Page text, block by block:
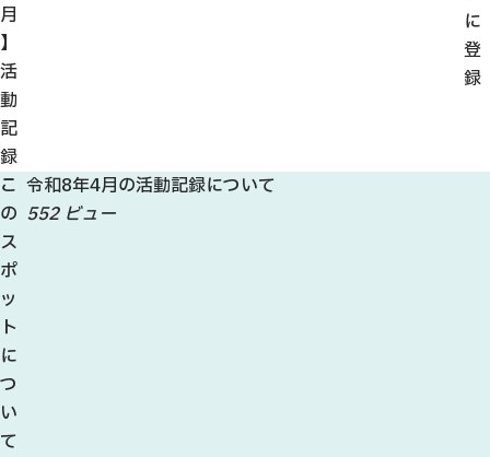
月
】
活
動
記
録
に
登
録
こ
の
ス
ポ
ッ
ト
に
つ
い
て
令和8年4月の活動記録について
552 ビュー